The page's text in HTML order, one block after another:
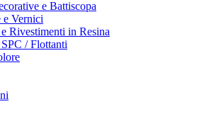
e Battiscopa
e Vernici
Rivestimenti in Resina
/ Flottanti